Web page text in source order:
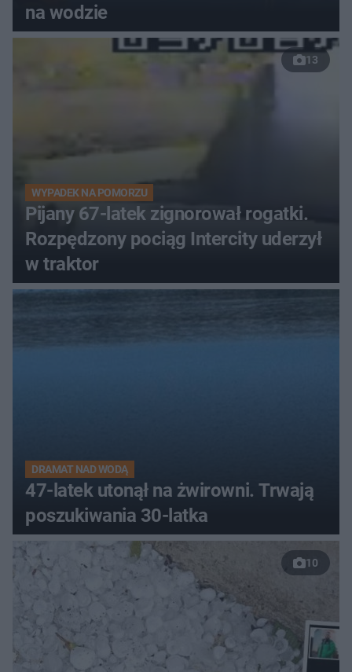
na wodzie
13
WYPADEK NA POMORZU
Pijany 67-latek zignorował rogatki.
Rozpędzony pociąg Intercity uderzył
w traktor
DRAMAT NAD WODĄ
47-latek utonął na żwirowni. Trwają
poszukiwania 30-latka
10